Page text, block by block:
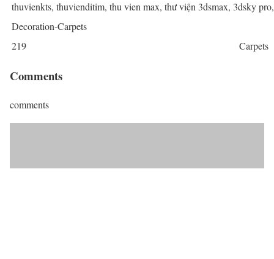
thuvienkts, thuvienditim, thu vien max, thư viện 3dsmax, 3dsky
Decoration-Carpets
219
Carpets
Comments
comments